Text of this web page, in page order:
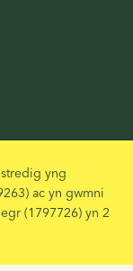
yng
ac yn gwmni
(1797726) yn 2